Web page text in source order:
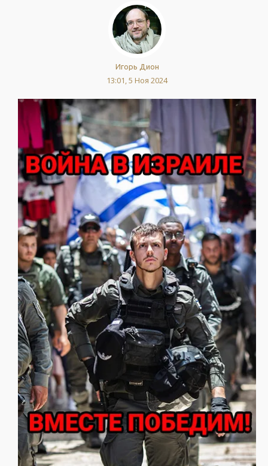
Игорь Дион
13:01, 5 Ноя 2024